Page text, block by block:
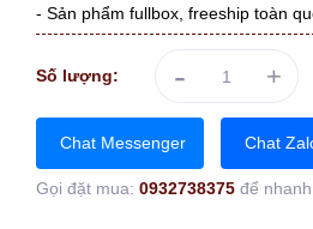
- Sản phẩm fullbox, freeship toàn
Số lượng: - +
Chat Messenger Chat
Gọi đặt mua: 0932738375 để